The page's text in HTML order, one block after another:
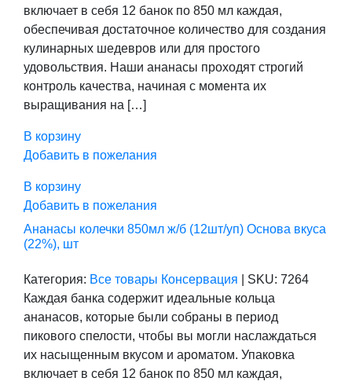
включает в себя 12 банок по 850 мл каждая,
обеспечивая достаточное количество для создания
кулинарных шедевров или для простого
удовольствия. Наши ананасы проходят строгий
контроль качества, начиная с момента их
выращивания на […]
В корзину
Добавить в пожелания
В корзину
Добавить в пожелания
Ананасы колечки 850мл ж/б (12шт/уп) Основа вкуса
(22%), шт
Категория: Все товары Консервация SKU: 7264
Каждая банка содержит идеальные кольца
ананасов, которые были собраны в период
пикового спелости, чтобы вы могли наслаждаться
их насыщенным вкусом и ароматом. Упаковка
включает в себя 12 банок по 850 мл каждая,